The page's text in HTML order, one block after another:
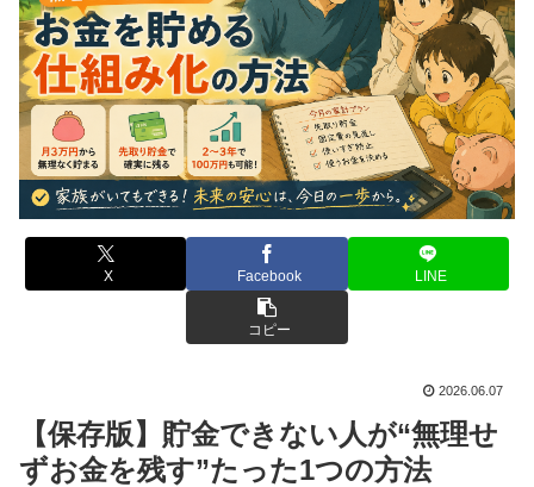
X Facebook LINE
コピー
2026.06.07
【保存版】貯金できない人が“無理せ
ずお金を残す”たった1つの方法